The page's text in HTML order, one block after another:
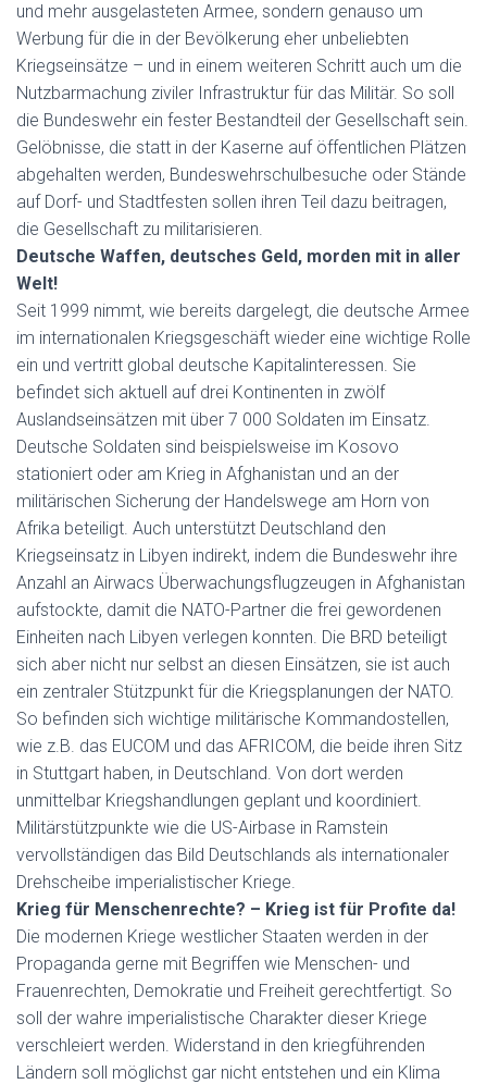
und mehr ausgelasteten Armee, sondern genauso um
Werbung für die in der Bevölkerung eher unbeliebten
Kriegseinsätze – und in einem weiteren Schritt auch um die
Nutzbarmachung ziviler Infrastruktur für das Militär. So soll
die Bundeswehr ein fester Bestandteil der Gesellschaft sein.
Gelöbnisse, die statt in der Kaserne auf öffentlichen Plätzen
abgehalten werden, Bundeswehrschulbesuche oder Stände
auf Dorf- und Stadtfesten sollen ihren Teil dazu beitragen,
die Gesellschaft zu militarisieren.
Deutsche Waffen, deutsches Geld, morden mit in aller
Welt!
Seit 1999 nimmt, wie bereits dargelegt, die deutsche Armee
im internationalen Kriegsgeschäft wieder eine wichtige Rolle
ein und vertritt global deutsche Kapitalinteressen. Sie
befindet sich aktuell auf drei Kontinenten in zwölf
Auslandseinsätzen mit über 7 000 Soldaten im Einsatz.
Deutsche Soldaten sind beispielsweise im Kosovo
stationiert oder am Krieg in Afghanistan und an der
militärischen Sicherung der Handelswege am Horn von
Afrika beteiligt. Auch unterstützt Deutschland den
Kriegseinsatz in Libyen indirekt, indem die Bundeswehr ihre
Anzahl an Airwacs Überwachungsflugzeugen in Afghanistan
aufstockte, damit die NATO-Partner die frei gewordenen
Einheiten nach Libyen verlegen konnten. Die BRD beteiligt
sich aber nicht nur selbst an diesen Einsätzen, sie ist auch
ein zentraler Stützpunkt für die Kriegsplanungen der NATO.
So befinden sich wichtige militärische Kommandostellen,
wie z.B. das EUCOM und das AFRICOM, die beide ihren Sitz
in Stuttgart haben, in Deutschland. Von dort werden
unmittelbar Kriegshandlungen geplant und koordiniert.
Militärstützpunkte wie die US-Airbase in Ramstein
vervollständigen das Bild Deutschlands als internationaler
Drehscheibe imperialistischer Kriege.
Krieg für Menschenrechte? – Krieg ist für Profite da!
Die modernen Kriege westlicher Staaten werden in der
Propaganda gerne mit Begriffen wie Menschen- und
Frauenrechten, Demokratie und Freiheit gerechtfertigt. So
soll der wahre imperialistische Charakter dieser Kriege
verschleiert werden. Widerstand in den kriegführenden
Ländern soll möglichst gar nicht entstehen und ein Klima